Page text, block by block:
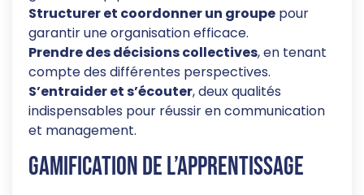
Structurer et coordonner un groupe pour
garantir une organisation efficace.
Prendre des décisions collectives, en tenant
compte des différentes perspectives.
S’entraider et s’écouter, deux qualités
indispensables pour réussir en communication
et management.
Gamification de l’apprentissage